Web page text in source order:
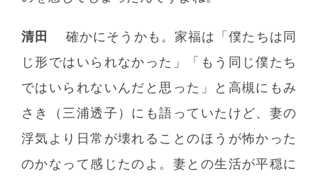
清田
確かにそうかも。家福は「僕たちは同
じ形ではいられなかった」「もう同じ僕たち
ではいられないんだと思った」と高槻にもみ
さき（三浦透子）にも語っていたけど、妻の
浮気より日常が壊れることのほうが怖かった
のかなって感じたのよ。妻との生活が平穏に